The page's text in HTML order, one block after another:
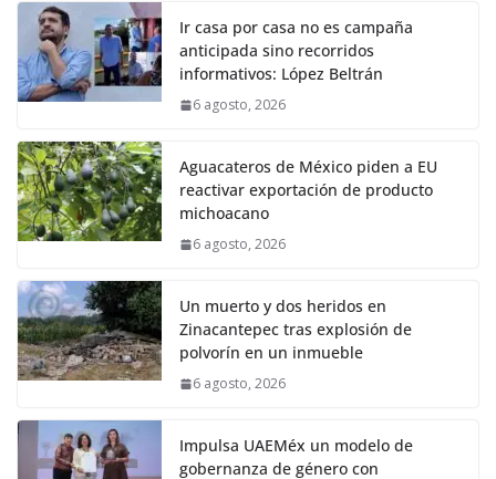
Ir casa por casa no es campaña
anticipada sino recorridos
informativos: López Beltrán
6 agosto, 2026
Aguacateros de México piden a EU
reactivar exportación de producto
michoacano
6 agosto, 2026
Un muerto y dos heridos en
Zinacantepec tras explosión de
polvorín en un inmueble
6 agosto, 2026
Impulsa UAEMéx un modelo de
gobernanza de género con